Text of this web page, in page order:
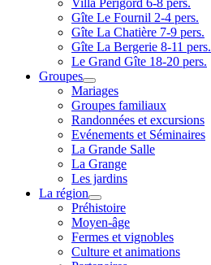
Villa Périgord 6-8 pers.
Gîte Le Fournil 2-4 pers.
Gîte La Chatière 7-9 pers.
Gîte La Bergerie 8-11 pers.
Le Grand Gîte 18-20 pers.
Groupes
Mariages
Groupes familiaux
Randonnées et excursions
Evénements et Séminaires
La Grande Salle
La Grange
Les jardins
La région
Préhistoire
Moyen-âge
Fermes et vignobles
Culture et animations